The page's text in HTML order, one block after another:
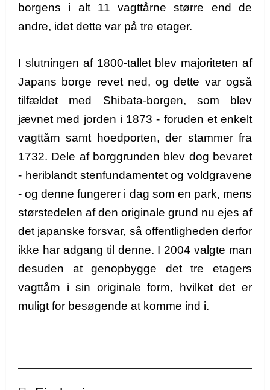
borgens i alt 11 vagttårne større end de
andre, idet dette var på tre etager.
I slutningen af 1800-tallet blev majoriteten af
Japans borge revet ned, og dette var også
tilfældet med Shibata-borgen, som blev
jævnet med jorden i 1873 - foruden et enkelt
vagttårn samt hoedporten, der stammer fra
1732. Dele af borggrunden blev dog bevaret
- heriblandt stenfundamentet og voldgravene
- og denne fungerer i dag som en park, mens
størstedelen af den originale grund nu ejes af
det japanske forsvar, så offentligheden derfor
ikke har adgang til denne. I 2004 valgte man
desuden at genopbygge det tre etagers
vagttårn i sin originale form, hvilket det er
muligt for besøgende at komme ind i.